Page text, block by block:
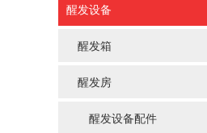
醒发设备
醒发箱
醒发房
醒发设备配件